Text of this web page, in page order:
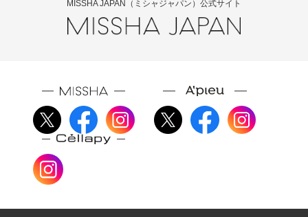
MISSHA JAPAN（ミシャジャパン）公式サイト